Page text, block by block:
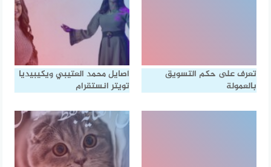
تعرف على حكم التسويق
بالعمولة
اصايل محمد العتيبي ويكيبيديا
تويتر انستقرام